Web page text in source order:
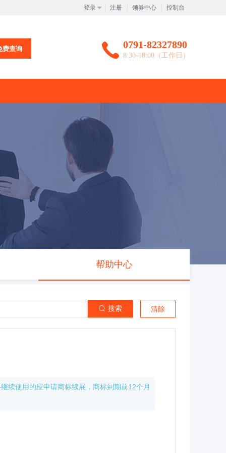
登录 注册 领券中心 控制台
费查询 0791-82327890
8:30-18:00（工作日）
帮助中心
搜索 清除
续使用的应申请商标续展，商标到期前12个月